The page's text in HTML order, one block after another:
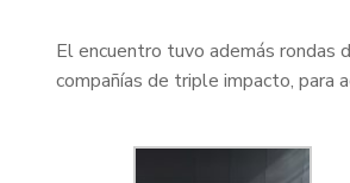
El encuentro tuvo además rondas
compañías de triple impacto, para